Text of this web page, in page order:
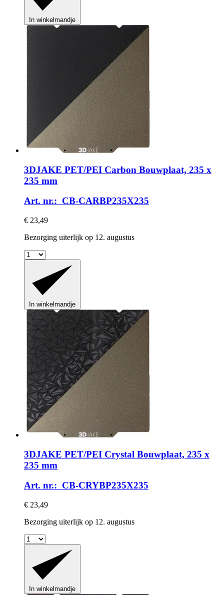
In winkelmandje
3DJAKE PET/PEI Carbon Bouwplaat, 235 x
235 mm
Art. nr.: CB-CARBP235X235
€ 23,49
Bezorging uiterlijk op 12. augustus
In winkelmandje
3DJAKE PET/PEI Crystal Bouwplaat, 235 x
235 mm
Art. nr.: CB-CRYBP235X235
€ 23,49
Bezorging uiterlijk op 12. augustus
In winkelmandje